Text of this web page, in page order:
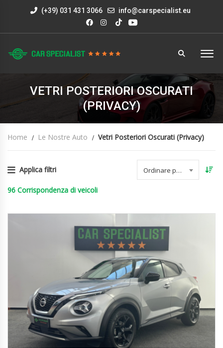
(+39) 031 431 3066 info@carspecialist.eu
VETRI POSTERIORI OSCURATI
(PRIVACY)
Home Le Nostre Auto Vetri Posteriori Oscurati (privacy)
Applica filtri Ordinare per data
96 Corrispondenza di veicoli